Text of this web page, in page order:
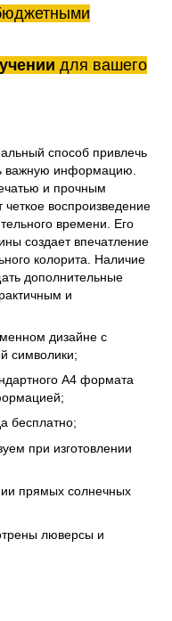
для вашего
способ привлечь
важную информацию.
и прочным
четкое воспроизведение
времени. Его
создает впечатление
колорита. Наличие
дополнительные
и
дизайне с
символики;
А4 формата
бесплатно;
при изготовлении
прямых солнечных
люверсы и